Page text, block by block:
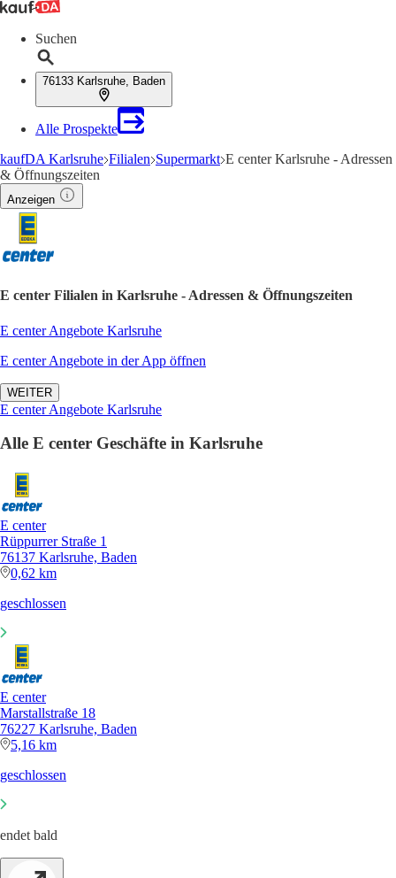
Suchen
76133 Karlsruhe, Baden
Alle Prospekte
kaufDA Karlsruhe Filialen Supermarkt E center Karlsruhe - Adressen
& Öffnungszeiten
Anzeigen
E center Filialen in Karlsruhe - Adressen & Öffnungszeiten
E center Angebote Karlsruhe
E center Angebote in der App öffnen
WEITER
E center Angebote Karlsruhe
Alle E center Geschäfte in Karlsruhe
E center
Rüppurrer Straße 1
76137 Karlsruhe, Baden
0,62 km
geschlossen
E center
Marstallstraße 18
76227 Karlsruhe, Baden
5,16 km
geschlossen
endet bald